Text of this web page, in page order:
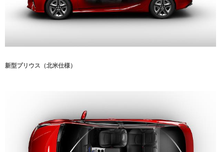
新型プリウス（北米仕様）